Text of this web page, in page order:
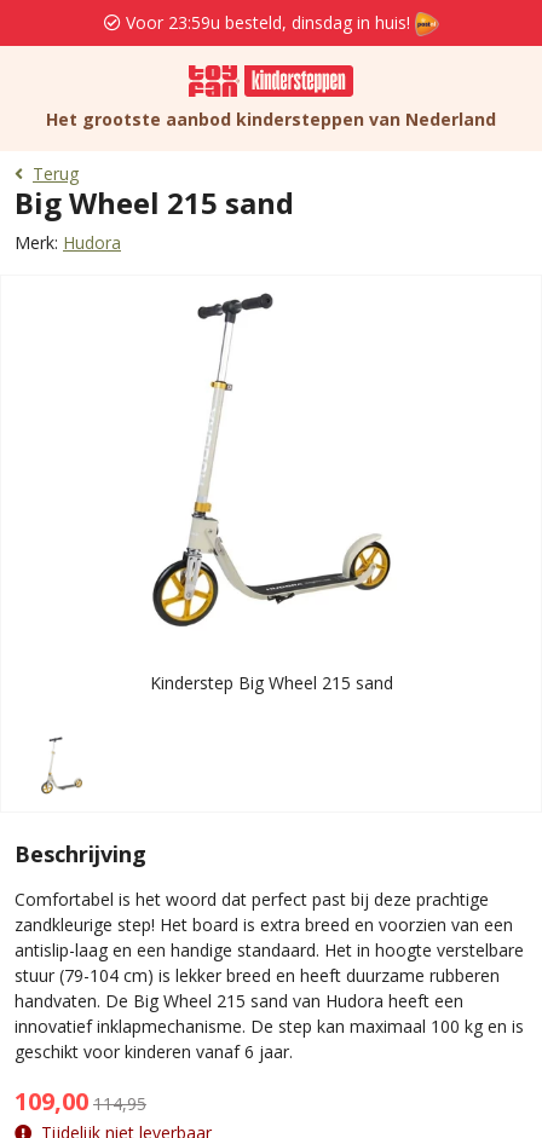
Voor 23:59u besteld, dinsdag in huis!
Het grootste aanbod kindersteppen van Nederland
Terug
Big Wheel 215 sand
Merk: Hudora
Kinderstep Big Wheel 215 sand
Beschrijving
Comfortabel is het woord dat perfect past bij deze prachtige
zandkleurige step! Het board is extra breed en voorzien van een
antislip-laag en een handige standaard. Het in hoogte verstelbare
stuur (79-104 cm) is lekker breed en heeft duurzame rubberen
handvaten. De Big Wheel 215 sand van Hudora heeft een
innovatief inklapmechanisme. De step kan maximaal 100 kg en is
geschikt voor kinderen vanaf 6 jaar.
109,00 114,95
Tijdelijk niet leverbaar